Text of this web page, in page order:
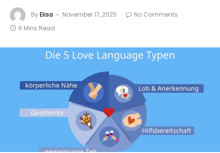
ByElisa November 17, 2025
No Comments
6 Mins Read